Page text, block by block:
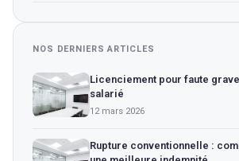
NOS DERNIERS ARTICLES
Licenciement pour faute
salarié
12 mars 2026
Rupture conventionnelle :